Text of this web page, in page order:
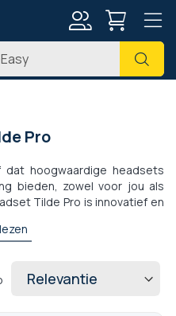
Zoek
Pro
hoogwaardige headsets
bieden, zowel voor jou als
Tilde Pro is innovatief en
en magnetisch is.
"AWARE"-modus, zodat u